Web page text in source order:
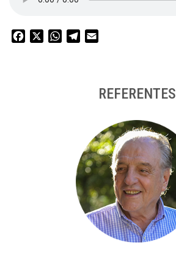
Facebook WhatsAppTelegram
REFERENTES